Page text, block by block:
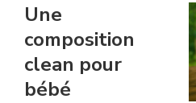
Une
composition
clean pour
bébé